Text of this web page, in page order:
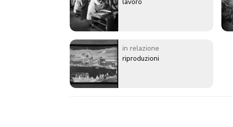
in relazione
riproduzioni